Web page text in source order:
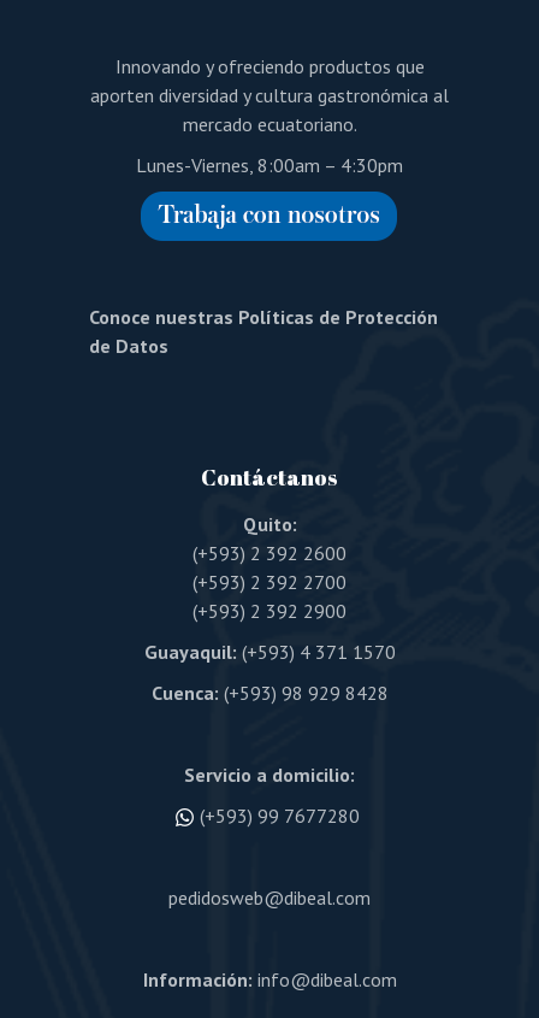
Innovando y ofreciendo productos que
aporten diversidad y cultura gastronómica al
mercado ecuatoriano.
Lunes-Viernes, 8:00am – 4:30pm
Conoce nuestras Políticas de Protección
de Datos
Contáctanos
Quito:
(+593) 2 392 2600
(+593) 2 392 2700
(+593) 2 392 2900
Guayaquil: (+593) 4 371 1570
Cuenca: (+593) 98 929 8428
Servicio a domicilio:
(+593) 99 7677280
pedidosweb@dibeal.com
Información: info@dibeal.com